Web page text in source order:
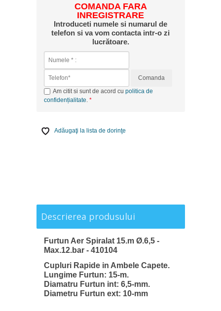
COMANDA FARA
INREGISTRARE
Introduceti numele si numarul de
telefon si va vom contacta intr-o zi
lucrătoare.
Comanda
Am citit si sunt de acord cu politica de
confidențialitate.
Adăugaţi la lista de dorinţe
Descrierea produsului
Furtun Aer Spiralat 15.m Ø.6,5 -
Max.12.bar - 410104
Cupluri Rapide in Ambele Capete.
Lungime Furtun: 15-m.
Diamatru Furtun int: 6,5-mm.
Diametru Furtun ext: 10-mm